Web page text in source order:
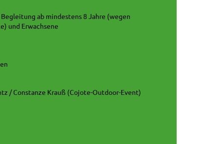
ab mindestens 8 Jahre (wegen
und Erwachsene
/ Constanze Krauß (Cojote-Outdoor-Event)